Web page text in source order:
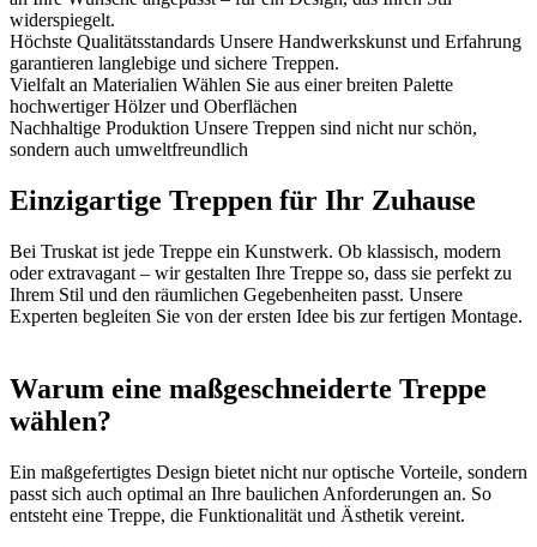
widerspiegelt.
Höchste Qualitätsstandards Unsere Handwerkskunst und Erfahrung
garantieren langlebige und sichere Treppen.
Vielfalt an Materialien Wählen Sie aus einer breiten Palette
hochwertiger Hölzer und Oberflächen
Nachhaltige Produktion Unsere Treppen sind nicht nur schön,
sondern auch umweltfreundlich
Einzigartige Treppen für Ihr Zuhause
Bei Truskat ist jede Treppe ein Kunstwerk. Ob klassisch, modern
oder extravagant – wir gestalten Ihre Treppe so, dass sie perfekt zu
Ihrem Stil und den räumlichen Gegebenheiten passt. Unsere
Experten begleiten Sie von der ersten Idee bis zur fertigen Montage.
Warum eine maßgeschneiderte Treppe
wählen?
Ein maßgefertigtes Design bietet nicht nur optische Vorteile, sondern
passt sich auch optimal an Ihre baulichen Anforderungen an. So
entsteht eine Treppe, die Funktionalität und Ästhetik vereint.